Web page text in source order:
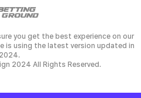
you get the best experience on our
is using the latest version updated in
2024.
2024 All Rights Reserved.